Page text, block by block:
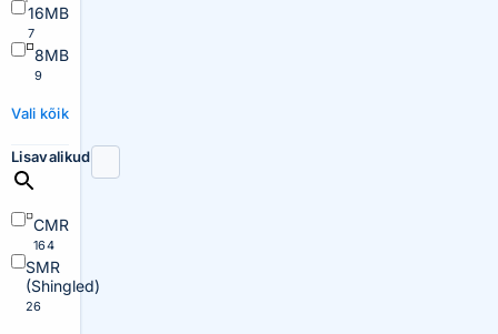
16MB
7
8MB
9
Vali kõik
Lisavalikud
CMR
164
SMR
(Shingled)
26